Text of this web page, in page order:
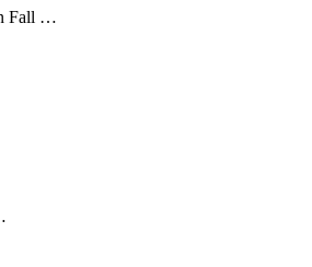
Fall …